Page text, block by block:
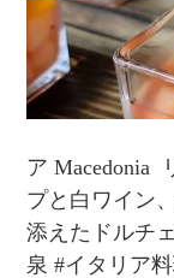
ア Macedonia⁡
プと白ワイン
添えたドルチ
泉 #イタリア